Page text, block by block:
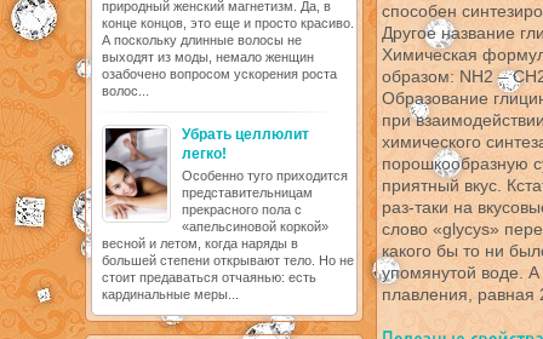
природный женский магнетизм. Да, в
конце концов, это еще и просто красиво.
А поскольку длинные волосы не
выходят из моды, немало женщин
озабочено вопросом ускорения роста
волос...
Убрать целлюлит
легко!
Особенно туго приходится
представительницам
прекрасного пола с
«апельсиновой коркой»
весной и летом, когда наряды в
большей степени открывают тело. Но не
стоит предаваться отчаянью: есть
кардинальные меры...
способен
Другое название
Химическая
образом: NH2 –
Образование
при
химического
порошкообразную
приятный вкус.
раз-таки на
слово «glycys»
какого бы то ни
упомянутой воде.
плавления, равная